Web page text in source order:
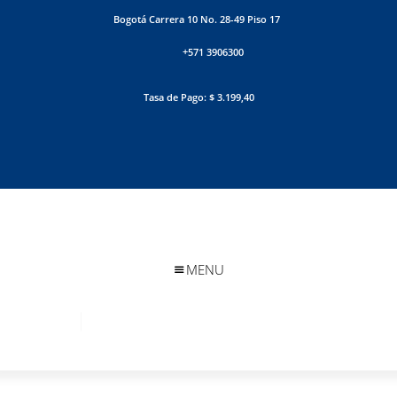
Bogotá Carrera 10 No. 28-49 Piso 17
+571 3906300
Tasa de Pago: $ 3.199,40
MENU